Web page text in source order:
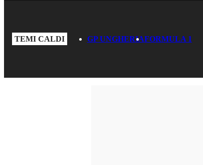
TEMI CALDI GP UNGHERIAFORMULA 1